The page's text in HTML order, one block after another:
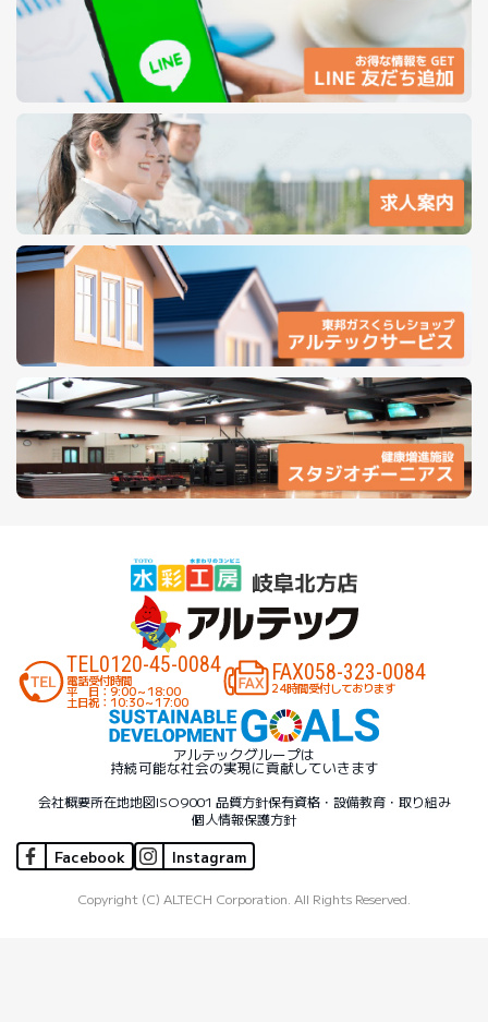
TEL0120-45-0084
電話受付時間
平 日：9:00～18:00
土日祝：10:30～17:00
FAX058-323-0084
24時間受付しております
アルテックグループは
持続可能な社会の実現に貢献していきます
会社概要所在地地図ISO9001 品質方針保有資格・設備教育・取り組み
個人情報保護方針
Facebook Instagram
Copyright (C) ALTECH Corporation. All Rights Reserved.